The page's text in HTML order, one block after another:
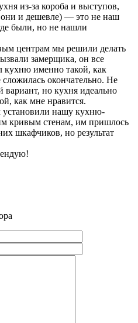
из-за короба и выступов,
они и дешевле) — это не наш
были, но не нашли
центрам мы решили делать
замерщика, он все
кухню именно такой, как
сложилась окончательно. Не
но кухня идеально
как мне нравится.
установили нашу кухню-
кривым стенам, им пришлось
шкафчиков, но результат